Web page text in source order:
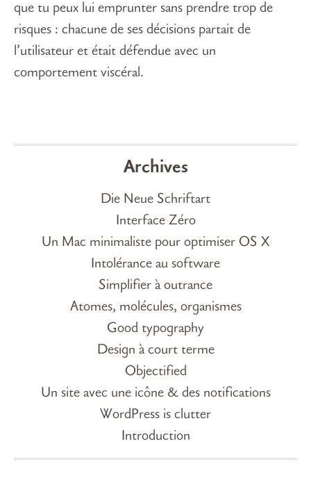
que tu peux lui emprunter sans prendre trop de
risques : chacune de ses décisions partait de
l’utilisateur et était défendue avec un
comportement viscéral.
Archives
Die Neue Schriftart
Interface Zéro
Un Mac minimaliste pour optimiser OS X
Intolérance au software
Simplifier à outrance
Atomes, molécules, organismes
Good typography
Design à court terme
Objectified
Un site avec une icône & des notifications
WordPress is clutter
Introduction